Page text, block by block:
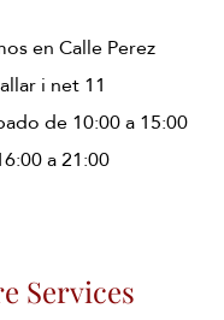
en Calle Perez
i net 11
de 10:00 a 15:00
a 21:00
Services